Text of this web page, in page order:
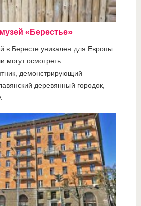
«Берестье»
в Бересте уникален для Европы
могут осмотреть
демонстрирующий
деревянный городок,